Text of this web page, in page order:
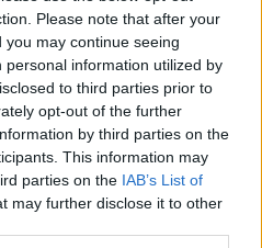
Please note that after your
may continue seeing
information utilized by
to third parties prior to
opt-out of the further
by third parties on the
This information may
parties on the IAB’s List of
may further disclose it to other
professoressa Alessandra
a studenti, famiglie e docenti.
docenti, - ha scritto la preside -
che, a
causa della
scorso, nella sede del Grigolo
sufficiente a farla arrivare nei
e l’impianto antincendio non